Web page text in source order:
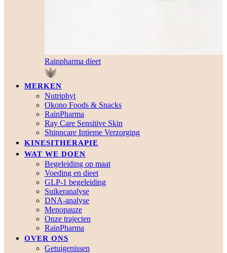
Rainpharma dieet
MERKEN
Nutriphyt
Okono Foods & Snacks
RainPharma
Ray Care Sensitive Skin
Shinncare Intieme Verzorging
KINESITHERAPIE
WAT WE DOEN
Begeleiding op maat
Voeding en dieet
GLP-1 begeleiding
Suikeranalyse
DNA-analyse
Menopauze
Onze trajecten
RainPharma
OVER ONS
Getuigenissen